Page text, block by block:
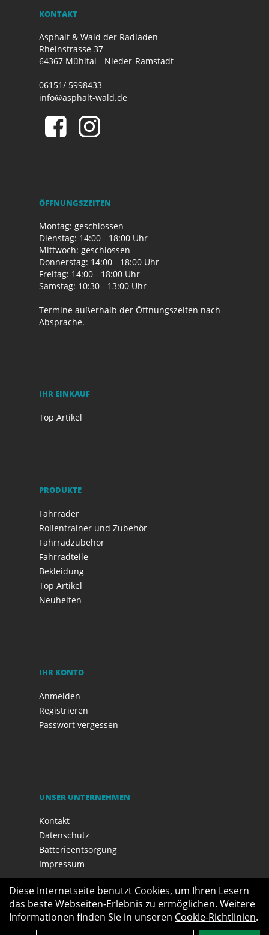
KONTAKT
Asphalt & Wald der Radladen
Rheinstrasse 37
64367 Mühltal - Nieder-Ramstadt
06151/ 5998433
info@asphalt-wald.de
ÖFFNUNGSZEITEN
Montag: geschlossen
Dienstag: 14:00 - 18:00 Uhr
Mittwoch: geschlossen
Donnerstag: 14:00 - 18:00 Uhr
Freitag: 14:00 - 18:00 Uhr
Samstag: 10:30 - 13:00 Uhr
Termine außerhalb der Öffnungszeiten nach
Absprache.
IHR EINKAUF
Top Artikel
PRODUKTE
Fahrräder
Rollentrainer und Zubehör
Fahrradzubehör
Fahrradteile
Bekleidung
Top Artikel
Neuheiten
IHR KONTO
Anmelden
Registrieren
Passwort vergessen
UNSER UNTERNEHMEN
Kontakt
Datenschutz
Batterieentsorgung
Impressum
Diese Internetseite benutzt Cookies, um Ihren Lesern
das beste Webseiten-Erlebnis zu ermöglichen. Weitere
Informationen finden Sie in unseren Cookie-Richtlinien.